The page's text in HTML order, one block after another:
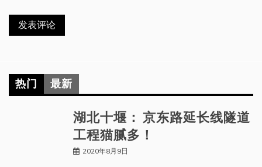
热门 最新
湖北十堰： 京东路延长线隧道
工程猫腻多！
2020年8月9日